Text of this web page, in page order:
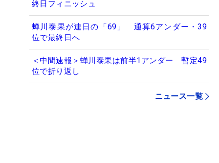
終日フィニッシュ
蝉川泰果が連日の「69」 通算6アンダー・39
位で最終日へ
＜中間速報＞蝉川泰果は前半1アンダー 暫定49
位で折り返し
ニュース一覧